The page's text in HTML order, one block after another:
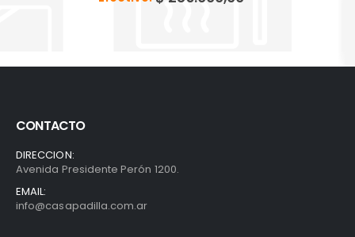
CONTACTO
DIRECCION:
Avenida Presidente Perón 1200.
EMAIL:
info@casapadilla.com.ar